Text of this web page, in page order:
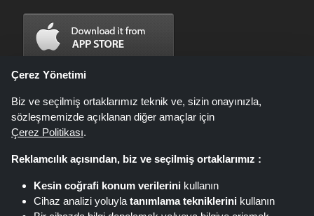
Shoppingspout.com/tr fırsatların, indirimlerin ve kuponların sunulduğu bir
web sitesidir; bu fırsatlar veya teklifler farklı bağlı kuruluş ağları aracılığıyla
Çerez Yönetimi
Biz ve seçilmiş ortaklarımız teknik ve, sizin onayınızla,
sözleşmemizde açıklanan diğer amaçlar için
Çerez Politikası.
Reklamcılık açısından, biz ve seçilmiş ortaklarımız :
Kesin coğrafi konum verilerini kullanın
Cihaz analizi yoluyla tanımlama tekniklerini kullanın